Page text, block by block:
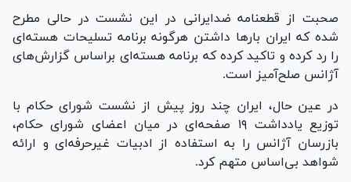
صحبت از قطعنامه ضدایرانی در این نشست در حالی مطرح
شده که ایران بار‌ها داشتن هرگونه برنامه تسلیحات هسته‌ای
را رد کرده و تاکید کرده که برنامه هسته‌ای‌ براساس گزارش‌های
آژانس صلح‌آمیز است.
در عین حال، ایران چند روز پیش از نشست شورای حکام با
توزیع یادداشت ۱۹ صفحه‌ای در میان اعضای شورای حکام،
بازرسان آژانس را به استفاده از ادبیات غیرحرفه‌ای و ارائه
شواهد بی‌اساس متهم کرد.